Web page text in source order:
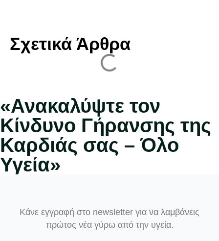
Σχετικά Άρθρα
«Ανακαλύψτε τον
Κίνδυνο Γήρανσης της
Καρδιάς σας – Όλο
Υγεία»
Κάνε εγγραφή στο newsletter για να λαμβάνεις
πρώτος νέα γύρω από την υγεία.